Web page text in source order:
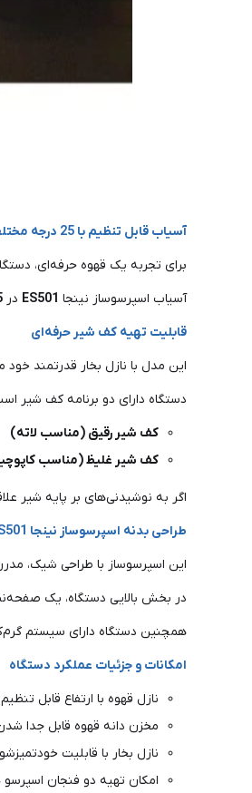
آسیاب قابل تنظیم با 25 درجه مختلف
برای تجربه یک قهوه حرفه‌ای،
آسیاب اسپرسوساز نینجا ES501 در
قابلیت تهیه کف شیر حرفه‌ای
این مدل با نازل بخار قدرتمند
دستگاه دارای دو برنامه کف شیر
کف شیر رقیق (مناسب لاته)
کف شیر غلیظ (مناسب
اگر به نوشیدنی‌های بر پایه شیر
طراحی بدنه اسپرسوساز نینجا ES501
این اسپرسوساز با طراحی شیک،
در بخش بالایی دستگاه، یک
همچنین دستگاه دارای سیستم
امکانات و جزئیات عملکرد دستگاه
نازل قهوه با ارتفاع قابل تنظیم
مخزن دانه قهوه قابل جدا
نازل بخار با قابلیت
امکان تهیه دو فنجان اسپرسو